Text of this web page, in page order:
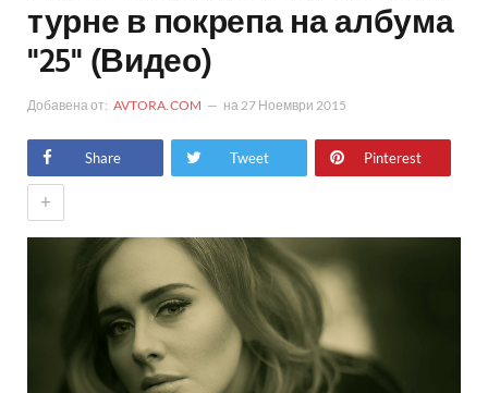
турне в покрепа на албума
"25" (Видео)
Добавена от: AVTORA.COM на 27 Ноември 2015
Share Tweet Pinterest
+